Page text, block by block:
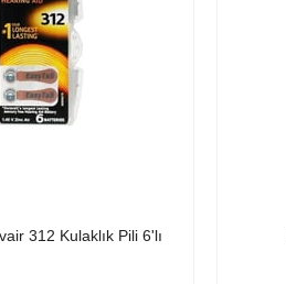
312 Kulaklık Pili 6'lı